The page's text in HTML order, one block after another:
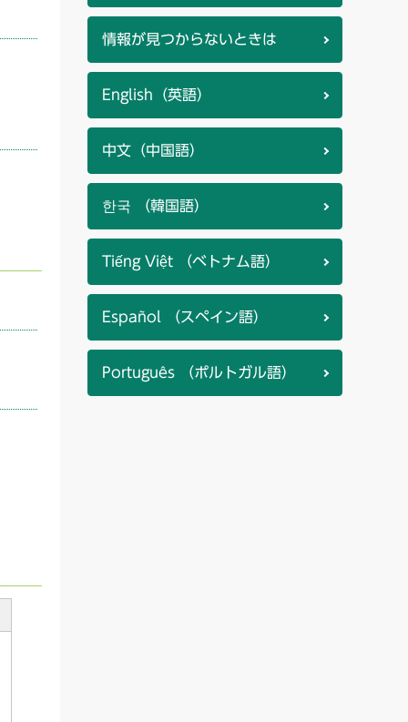
情報が見つからないときは
English（英語）
中文（中国語）
한국 （韓国語）
Tiếng Việt （ベトナム語）
Español （スペイン語）
Português （ポルトガル語）